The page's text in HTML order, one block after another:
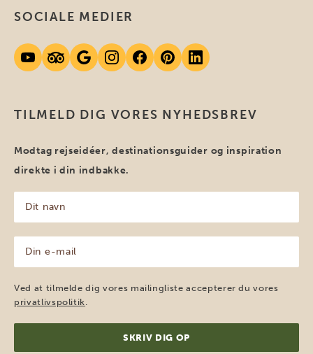
TILMELD DIG VORES NYHEDSBREV
Modtag rejseidéer, destinationsguider og inspiration
direkte i din indbakke.
navn
(Påkrævet)
mail
(Påkrævet)
Ved at tilmelde dig vores mailingliste accepterer du vores
privatlivspolitik.
SOCIALE MEDIER